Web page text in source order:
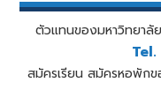
ตัวแทนของมหาวิทยาลั
สมัครเรียน สมัครหอพัก